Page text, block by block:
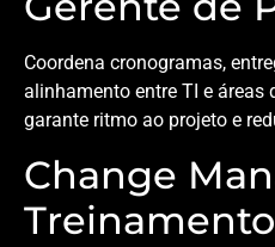
Coordena cronogramas,
alinhamento entre TI e áreas
garante ritmo ao projeto e
Change
Treinamento